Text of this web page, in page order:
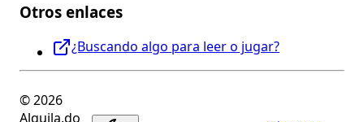
Otros enlaces
¿Buscando algo para leer o jugar?
© 2026
Alquila.do